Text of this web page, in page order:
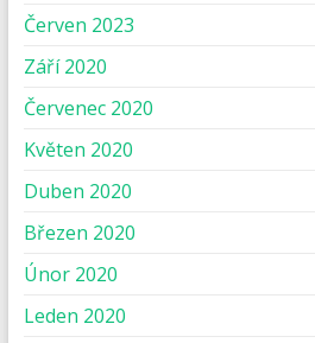
Červen 2023
Září 2020
Červenec 2020
Květen 2020
Duben 2020
Březen 2020
Únor 2020
Leden 2020